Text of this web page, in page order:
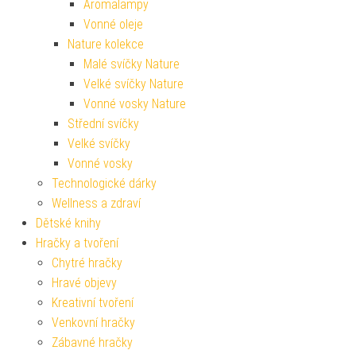
Aromalampy
Vonné oleje
Nature kolekce
Malé svíčky Nature
Velké svíčky Nature
Vonné vosky Nature
Střední svíčky
Velké svíčky
Vonné vosky
Technologické dárky
Wellness a zdraví
Dětské knihy
Hračky a tvoření
Chytré hračky
Hravé objevy
Kreativní tvoření
Venkovní hračky
Zábavné hračky